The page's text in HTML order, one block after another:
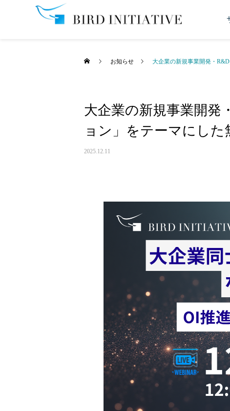
お知らせ 大企業の新規事業開発・
大企業の新規事業開発
ョン」をテーマにし
2025.12.11